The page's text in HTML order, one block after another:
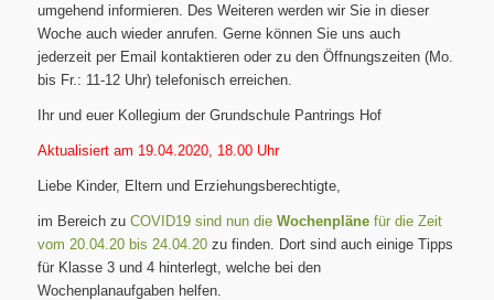
umgehend informieren. Des Weiteren werden wir Sie in dieser
Woche auch wieder anrufen. Gerne können Sie uns auch
jederzeit per Email kontaktieren oder zu den Öffnungszeiten (Mo.
bis Fr.: 11-12 Uhr) telefonisch erreichen.
Ihr und euer Kollegium der Grundschule Pantrings Hof
Aktualisiert am 19.04.2020, 18.00 Uhr
Liebe Kinder, Eltern und Erziehungsberechtigte,
im Bereich zu COVID19 sind nun die Wochenplänefür die Zeit
vom 20.04.20 bis 24.04.20zu finden. Dort sind auch einige Tipps
für Klasse 3 und 4 hinterlegt, welche bei den
Wochenplanaufgaben helfen.